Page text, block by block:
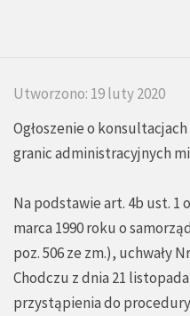
Utworzono: 19 luty 2020
Ogłoszenie o
granic administracyjnych
Na podstawie art. 4b ust. 1
marca 1990 roku o
poz. 506 ze zm.), uchwały
Chodczu z dnia 21
przystąpienia do